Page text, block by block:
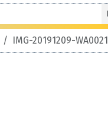
/ IMG-20191209-WA0021